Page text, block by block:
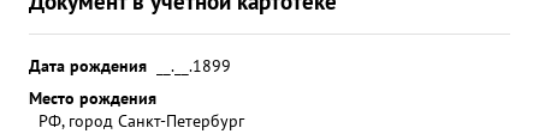
Дата рождения
__.__.1899
Место рождения
РФ, город Санкт-Петербург